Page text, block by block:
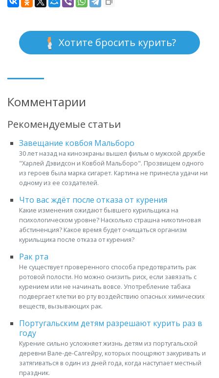
Хотите бросить курить?
Комментарии
Рекомендуемые статьи
Завещание ковбоя Мальборо
30 лет назад на киноэкраны вышел фильм о мужской дружбе
"Харлей Дэвидсон и Ковбой Мальборо". Прозвищем одного
из героев была марка сигарет. Картина не принесла удачи ни
одному из ее создателей.
Что вас ждёт после отказа от курения
Какие изменения ожидают бывшего курильщика на
психологическом уровне? Насколько страшна никотиновая
абстиненция? Какое время будет очищаться организм
курильщика после отказа от курения?
Рак рта
Не существует проверенного способа предотвратить рак
ротовой полости. Но можно снизить риск, если завязать с
курением или не начинать вовсе. Употребление табака
подвергает клетки во рту воздействию опасных химических
веществ, вызывающих рак.
Португальским детям разрешают курить раз в
году
Курение сильно усложняет жизнь детям из португальской
деревни Вале-де-Салгейру, которых поощряют закуривать и
затягиваться в один из дней года, когда наступает местный
праздник.